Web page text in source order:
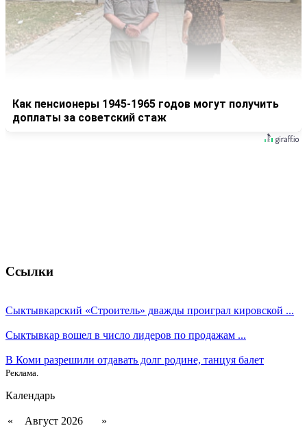
Как пенсионеры 1945-1965 годов могут получить
доплаты за советский стаж
Ссылки
Сыктывкарский «Строитель» дважды проиграл кировской ...
Сыктывкар вошел в число лидеров по продажам ...
В Коми разрешили отдавать долг родине, танцуя балет
Реклама.
Календарь
« Август 2026
»